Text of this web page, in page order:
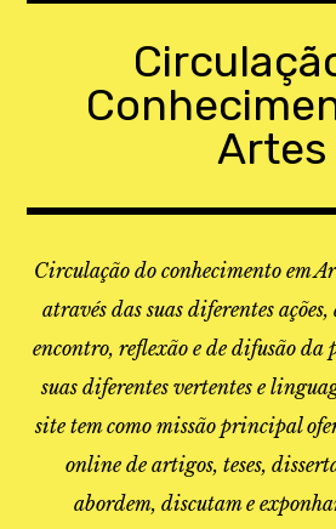
Artes
Circulação do conhecimento em
através das suas diferentes
encontro, reflexão e de difusão da
suas diferentes vertentes e
site tem como missão principal
online de artigos, teses,
abordem, discutam e